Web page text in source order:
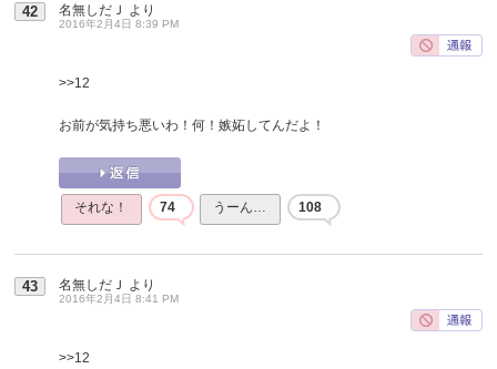
42 名無しだＪ より
2016年2月4日 8:39 PM
>>12
お前が気持ち悪いわ！何！嫉妬してんだよ！
それな！ 74 うーん… 108
43 名無しだＪ より
2016年2月4日 8:41 PM
>>12